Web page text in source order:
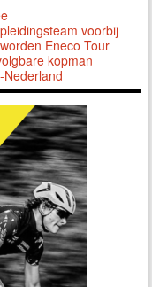
voorbij
Eneco Tour
kopman